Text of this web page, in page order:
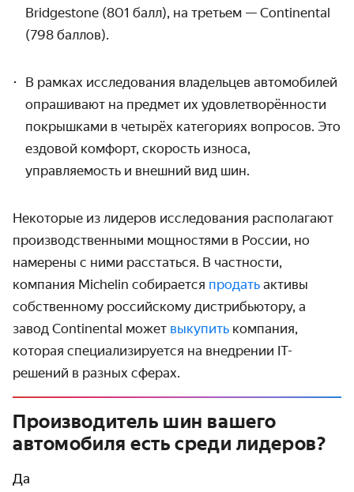
Bridgestone (801 балл), на третьем — Continental
(798 баллов).
В рамках исследования владельцев автомобилей
опрашивают на предмет их удовлетворённости
покрышками в четырёх категориях вопросов. Это
ездовой комфорт, скорость износа,
управляемость и внешний вид шин.
Некоторые из лидеров исследования располагают
производственными мощностями в России, но
намерены с ними расстаться. В частности,
компания Michelin собирается продать активы
собственному российскому дистрибьютору, а
завод Continental может выкупить компания,
которая специализируется на внедрении IT-
решений в разных сферах.
Производитель шин вашего
автомобиля есть среди лидеров?
Да